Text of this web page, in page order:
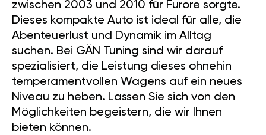
zwischen 2003 und 2010 für Furore sorgte.
Dieses kompakte Auto ist ideal für alle, die
Abenteuerlust und Dynamik im Alltag
suchen. Bei GÄN Tuning sind wir darauf
spezialisiert, die Leistung dieses ohnehin
temperamentvollen Wagens auf ein neues
Niveau zu heben. Lassen Sie sich von den
Möglichkeiten begeistern, die wir Ihnen
bieten können.